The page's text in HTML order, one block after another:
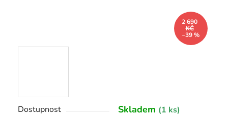
Dostupnost Skladem (1 ks)
2 690
KČ
–39 %